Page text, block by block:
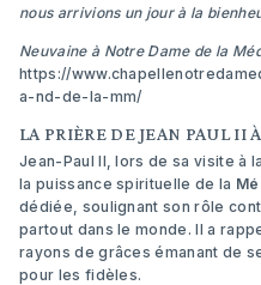
nous arrivions un jour à la
Neuvaine à Notre Dame de la
https://
a-nd-de-la-mm/
LA PRIÈRE DE JEAN PAUL II
Jean-Paul II, lors de sa visite à
la puissance spirituelle de la
dédiée, soulignant son rôle
partout dans le monde. Il a
rayons de grâces émanant de
pour les fidèles.